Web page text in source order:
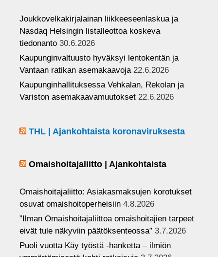
n
el
Joukkovelkakirjalainan liikkeeseenlaskua ja
Nasdaq Helsingin listalleottoa koskeva
tiedonanto 30.6.2026
Kaupunginvaltuusto hyväksyi lentokentän ja
Vantaan ratikan asemakaavoja 22.6.2026
Kaupunginhallituksessa Vehkalan, Rekolan ja
Variston asemakaavamuutokset 22.6.2026
THL | Ajankohtaista koronaviruksesta
Omaishoitajaliitto | Ajankohtaista
Omaishoitajaliitto: Asiakasmaksujen korotukset
osuvat omaishoitoperheisiin 4.8.2026
”Ilman Omaishoitajaliittoa omaishoitajien tarpeet
eivät tule näkyviin päätöksenteossa” 3.7.2026
Puoli vuotta Käy työstä -hanketta – ilmiön